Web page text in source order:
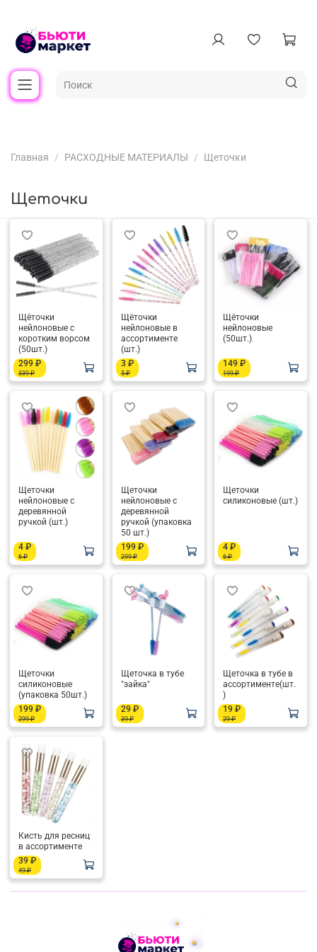
Главная РАСХОДНЫЕ МАТЕРИАЛЫ Щеточки
Щеточки
Щёточки
нейлоновые с
коротким ворсом
(50шт.)
299 ₽
339 ₽
Щёточки
нейлоновые в
ассортименте
(шт.)
3 ₽
5 ₽
Щёточки
нейлоновые
(50шт.)
149 ₽
199 ₽
Щеточки
нейлоновые с
деревянной
ручкой (шт.)
4 ₽
6 ₽
Щеточки
нейлоновые с
деревянной
ручкой (упаковка
50 шт.)
199 ₽
299 ₽
Щеточки
силиконовые (шт.)
4 ₽
6 ₽
Щеточки
силиконовые
(упаковка 50шт.)
199 ₽
299 ₽
Щеточка в тубе
"зайка"
29 ₽
39 ₽
Щеточка в тубе в
ассортименте(шт.
)
19 ₽
29 ₽
Кисть для ресниц
в ассортименте
39 ₽
49 ₽